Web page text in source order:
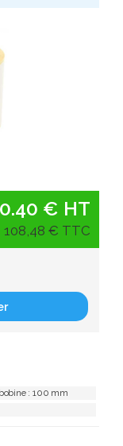
: 100 mm
€ HT
108,48 € TTC